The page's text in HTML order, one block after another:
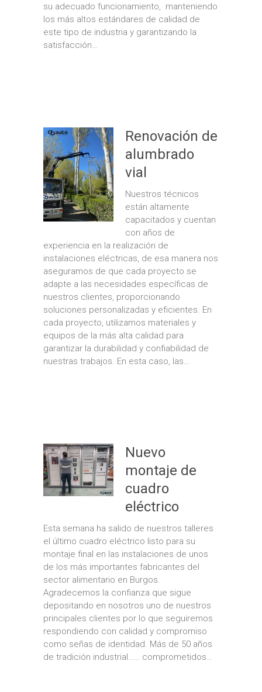
su adecuado funcionamiento, manteniendo
los más altos estándares de calidad de
este tipo de industria y garantizando la
satisfacción…
Renovación de
alumbrado
vial
Nuestros técnicos
están altamente
capacitados y cuentan
con años de
experiencia en la realización de
instalaciones eléctricas, de esa manera nos
aseguramos de que cada proyecto se
adapte a las necesidades específicas de
nuestros clientes, proporcionando
soluciones personalizadas y eficientes. En
cada proyecto, utilizamos materiales y
equipos de la más alta calidad para
garantizar la durabilidad y confiabilidad de
nuestras trabajos. En esta caso, las…
Nuevo
montaje de
cuadro
eléctrico
Esta semana ha salido de nuestros talleres
el último cuadro eléctrico listo para su
montaje final en las instalaciones de unos
de los más importantes fabricantes del
sector alimentario en Burgos.
Agradecemos la confianza que sigue
depositando en nosotros uno de nuestros
principales clientes por lo que seguiremos
respondiendo con calidad y compromiso
como señas de identidad. Más de 50 años
de tradición industrial…… comprometidos…